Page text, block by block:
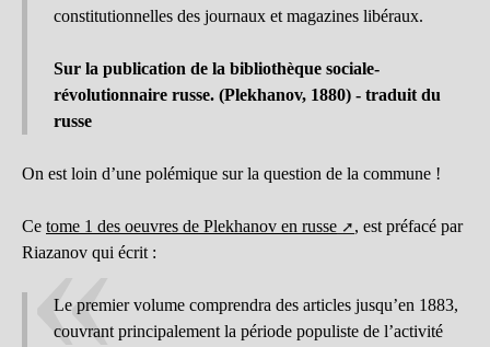
constitutionnelles des journaux et magazines libéraux.
Sur la publication de la bibliothèque sociale-
révolutionnaire russe. (Plekhanov, 1880) - traduit du
russe
On est loin d’une polémique sur la question de la commune !
Ce tome 1 des oeuvres de Plekhanov en russe
, est préfacé par
Riazanov qui écrit :
Le premier volume comprendra des articles jusqu’en 1883,
couvrant principalement la période populiste de l’activité